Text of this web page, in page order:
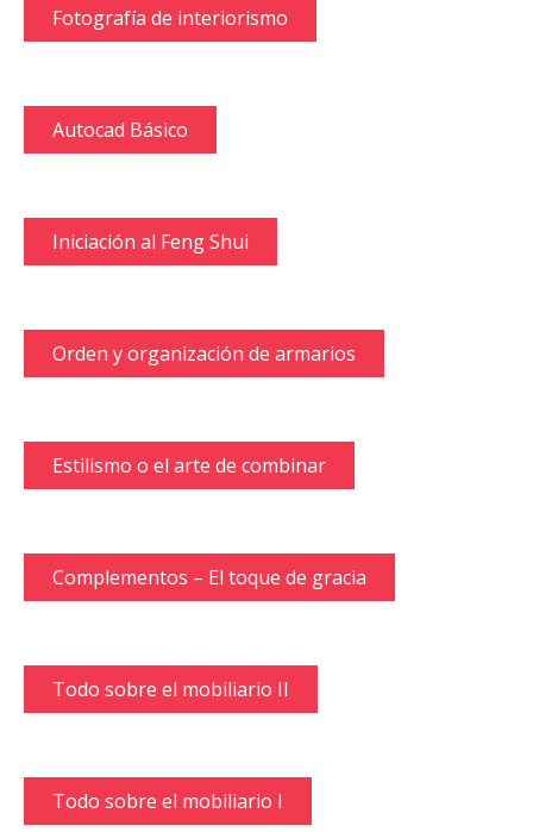
Fotografía de interiorismo
Autocad Básico
Iniciación al Feng Shui
Orden y organización de armarios
Estilismo o el arte de combinar
Complementos – El toque de gracia
Todo sobre el mobiliario II
Todo sobre el mobiliario I